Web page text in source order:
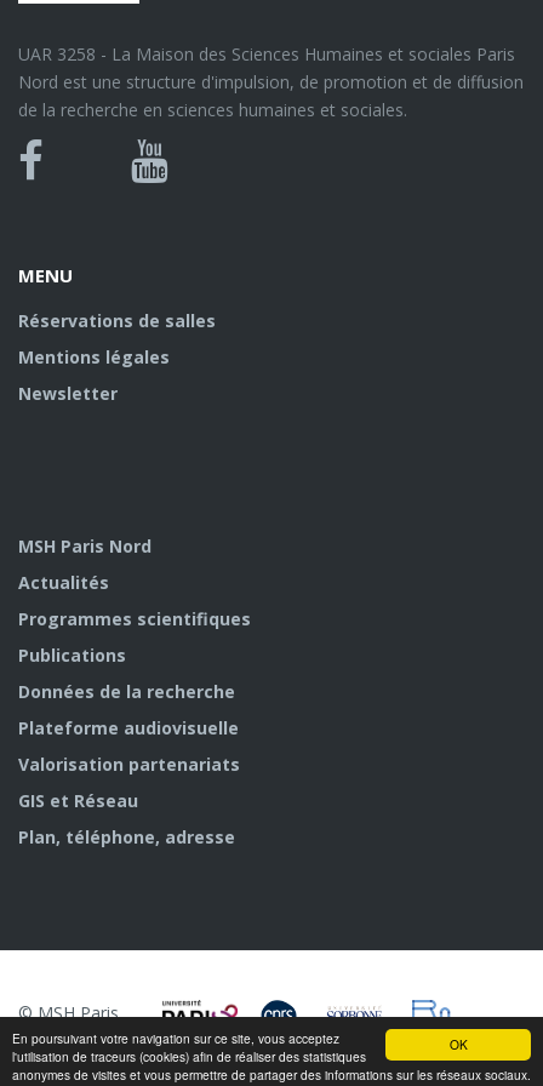
OK
En poursuivant votre navigation sur ce site, vous acceptez
l'utilisation de traceurs (cookies) afin de réaliser des statistiques
anonymes de visites et vous permettre de partager des informations sur les réseaux sociaux.
UAR 3258 - La Maison des Sciences Humaines et sociales Paris
Nord est une structure d'impulsion, de promotion et de diffusion
de la recherche en sciences humaines et sociales.
Bluesky
Canal
MENU
Réservations de salles
Mentions légales
Newsletter
MSH Paris Nord
Actualités
Programmes scientifiques
Publications
Données de la recherche
Plateforme audiovisuelle
Valorisation partenariats
GIS et Réseau
Plan, téléphone, adresse
© MSH Paris
Nord